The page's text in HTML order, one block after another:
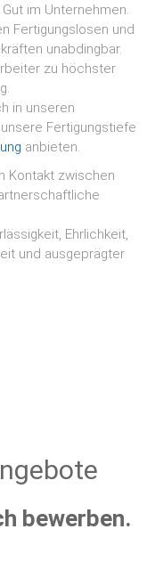
im Unternehmen.
Fertigungslosen und
unabdingbar.
zu höchster
in unseren
Fertigungstiefe
anbieten.
Kontakt zwischen
Ehrlichkeit,
und ausgeprägter
bewerben.